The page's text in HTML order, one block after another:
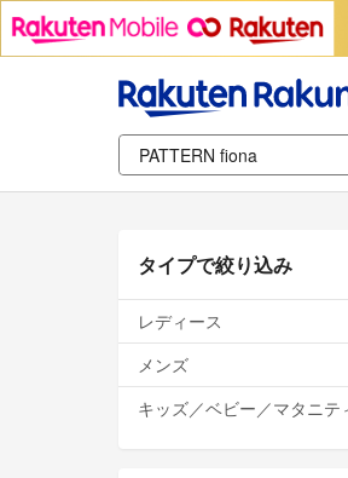
タイプで絞り込み
レディース
メンズ
キッズ／ベビー／マタニテ